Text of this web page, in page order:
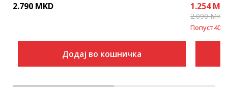
2.790 MKD
Додај во кошничка
1.254
2.090MKD
Попуст40